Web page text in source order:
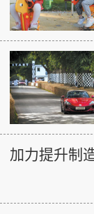
加力提升制